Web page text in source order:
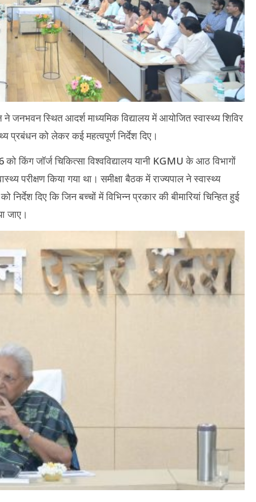
स्थित आदर्श माध्यमिक विद्यालय में आयोजित स्वास्थ्य शिविर
प्रबंधन को लेकर कई महत्वपूर्ण निर्देश दिए।
किंग जॉर्ज चिकित्सा विश्वविद्यालय यानी KGMU के आठ विभागों
परीक्षण किया गया था। समीक्षा बैठक में राज्यपाल ने स्वास्थ्य
निर्देश दिए कि जिन बच्चों में विभिन्न प्रकार की बीमारियां चिन्हित हुई
जाए।